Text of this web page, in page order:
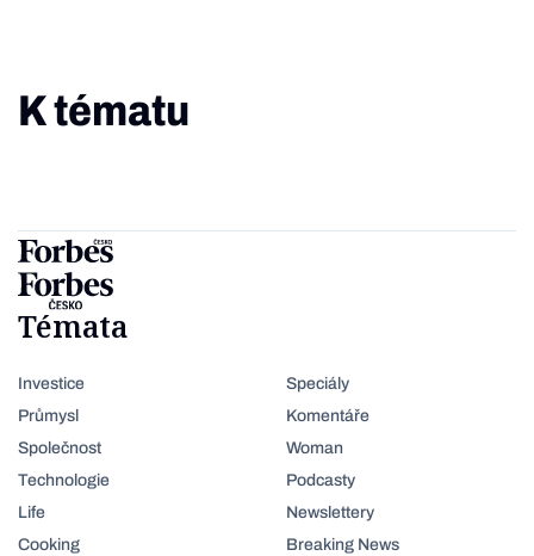
K tématu
Témata
Investice
Průmysl
Společnost
Technologie
Life
Cooking
Speciály
Komentáře
Woman
Podcasty
Newslettery
Breaking News